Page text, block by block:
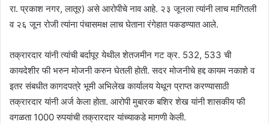
रा. प्रकाश नगर, लातूर) असे आरोपीचे नाव आहे. २३ जूनला त्यांनी लाच मागितली
व २६ जून रोजी त्यांना पंचासमक्ष लाच घेताना रंगेहात पकडण्यात आले.
तक्रारदार यांनी त्यांची बर्दापूर येथील शेतजमीन गट क्र. 532, 533 ची
कायदेशीर फी भरुन मोजनी करुन घेतली होती. सदर मोजनीचे हद्द कायम नकाशे व
इतर संबधीत कागदपत्रे भूमी अभिलेख कार्यालय येथून प्राप्त करण्यासाठी
तक्रारदार यांनी अर्ज केला होता. आरोपी मुबारक बशिर शेख यांनी शासकीय फी
वगळता 1000 रुपयांची तक्रारदार यांच्याकडे मागणी केली.